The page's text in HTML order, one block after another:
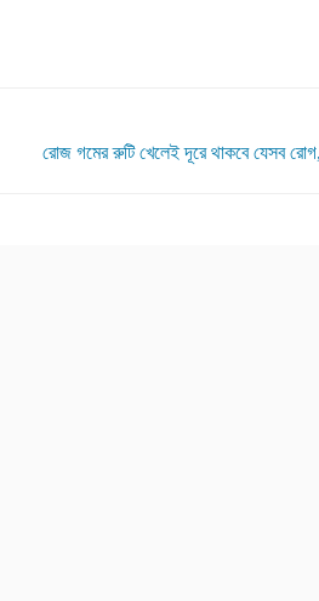
রোজ গমের রুটি খেলেই দূরে থাকবে যেসব